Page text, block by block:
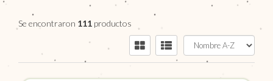
Se encontraron 111 productos